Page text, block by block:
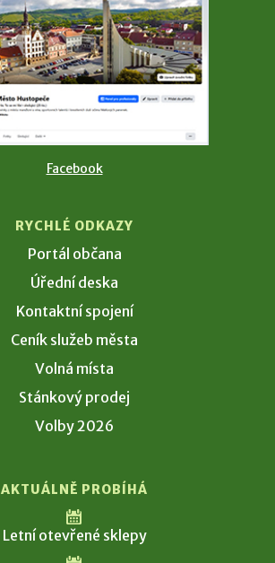
Facebook
RYCHLÉ ODKAZY
Portál občana
Úřední deska
Kontaktní spojení
Ceník služeb města
Volná místa
Stánkový prodej
Volby 2026
AKTUÁLNĚ PROBÍHÁ
Letní otevřené sklepy